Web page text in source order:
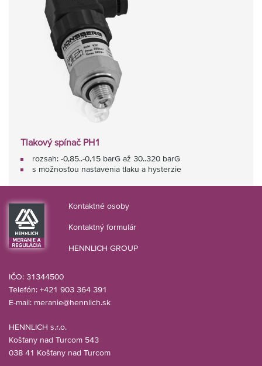
Tlakový spínač PH1
rozsah: -0,85..-0,15 barG až 30..320 barG
s možnosťou nastavenia tlaku a hysterzie
Kontaktné osoby
Kontaktný formulár
HENNLICH GROUP
HENNLICH s.r.o.
Košťany nad Turcom 543
038 41 Košťany nad Turcom
IČO: 31344500
Telefón: +421 903 364 391
E-mail: meranie@hennlich.sk